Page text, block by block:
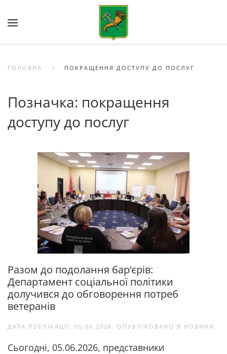
Skip to main content
ГОЛОВНА ПОКРАЩЕННЯ ДОСТУПУ ДО ПОСЛУГ
Позначка: покращення
доступу до послуг
Разом до подолання бар’єрів:
Департамент соціальної політики
долучився до обговорення потреб
ветеранів
ДАТА ПУБЛІКАЦІЇ: 05.06.2026 . ОПУБЛІКОВАНО В НОВИНИ .
Сьогодні, 05.06.2026, представники